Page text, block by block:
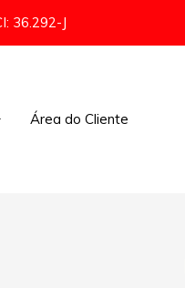
36.292-J
Área do Cliente